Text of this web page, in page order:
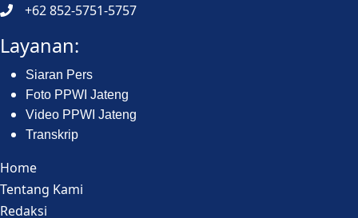
+62 852-5751-5757
Layanan:
Siaran Pers
Foto PPWI Jateng
Video PPWI Jateng
Transkrip
Home
Tentang Kami
Redaksi